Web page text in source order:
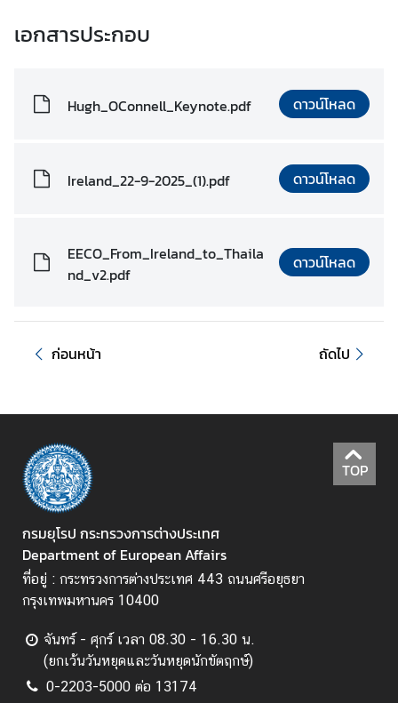
มื
อ
บ
น
A
ข่
ช
า
สั
ม
พั
น
ธ์
บ
ท
ค
เอกสารประกอบ
Hugh_OConnell_Keynote.pdf ดาวน์โหลด
Ireland_22-9-2025_(1).pdf ดาวน์โหลด
EECO_From_Ireland_to_Thaila
nd_v2.pdf
ดาวน์โหลด
ก่อนหน้า ถัดไป
TOP
กรมยุโรป กระทรวงการต่างประเทศ
Department of European Affairs
ที่อยู่ : กระทรวงการต่างประเทศ 443 ถนนศรีอยุธยา
กรุงเทพมหานคร 10400
จันทร์ - ศุกร์ เวลา 08.30 - 16.30 น.
(ยกเว้นวันหยุดและวันหยุดนักขัตฤกษ์)
0-2203-5000 ต่อ 13174